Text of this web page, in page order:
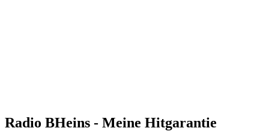
Radio BHeins - Meine Hitgarantie